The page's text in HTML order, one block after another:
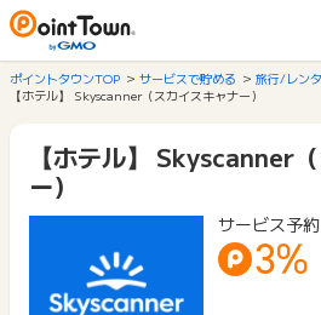
ポイントタウンTOP サービスで貯める
旅行/レン
【ホテル】 Skyscanner（スカイスキャナー）
【ホテル】 Skyscanner
ー）
サービス予
3%